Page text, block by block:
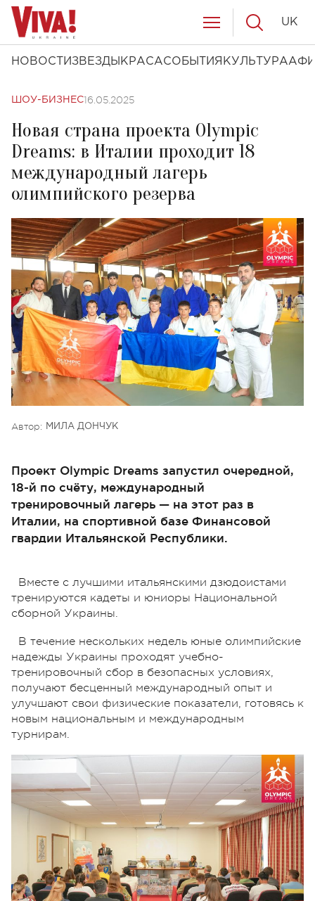
НОВОСТИ ЗВЕЗДЫ КРАСАСОБЫТИЯ КУЛЬТУРА
UK
ШОУ-БИЗНЕС16.05.2025
Новая страна проекта Olympic
Dreams: в Италии проходит 18
международный лагерь
олимпийского резерва
Автор: МИЛА ДОНЧУК
Проект Olympic Dreams запустил очередной,
18-й по счёту, международный
тренировочный лагерь — на этот раз в
Италии, на спортивной базе Финансовой
гвардии Итальянской Республики.
Вместе с лучшими итальянскими дзюдоистами
тренируются кадеты и юниоры Национальной
сборной Украины.
В течение нескольких недель юные олимпийские
надежды Украины проходят учебно-
тренировочный сбор в безопасных условиях,
получают бесценный международный опыт и
улучшают свои физические показатели, готовясь к
новым национальным и международным
турнирам.